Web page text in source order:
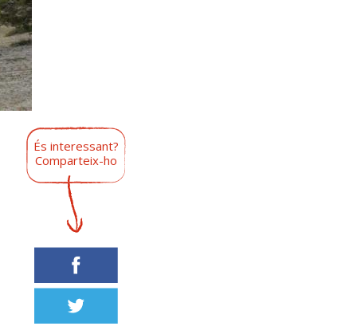
És interessant?
Comparteix-ho